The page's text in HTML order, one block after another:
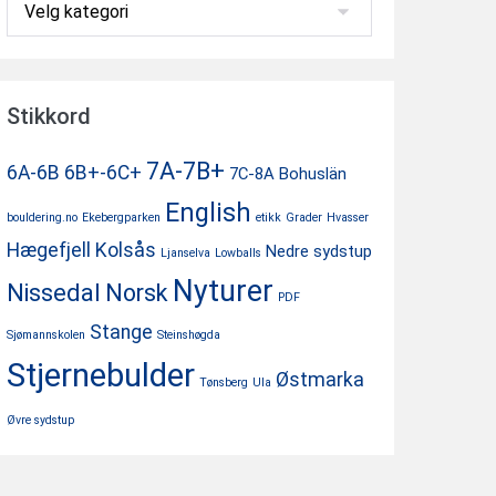
Stikkord
6A-6B 6B+-6C+ 7A-7B+ 7C-8A Bohuslän
bouldering.no Ekebergparken English etikk Grader Hvasser
Hægefjell Kolsås Ljanselva Lowballs Nedre sydstup
Nissedal Norsk Nyturer PDF
Sjømannskolen Stange Steinshøgda
Stjernebulder Tønsberg Ula Østmarka
Øvre sydstup